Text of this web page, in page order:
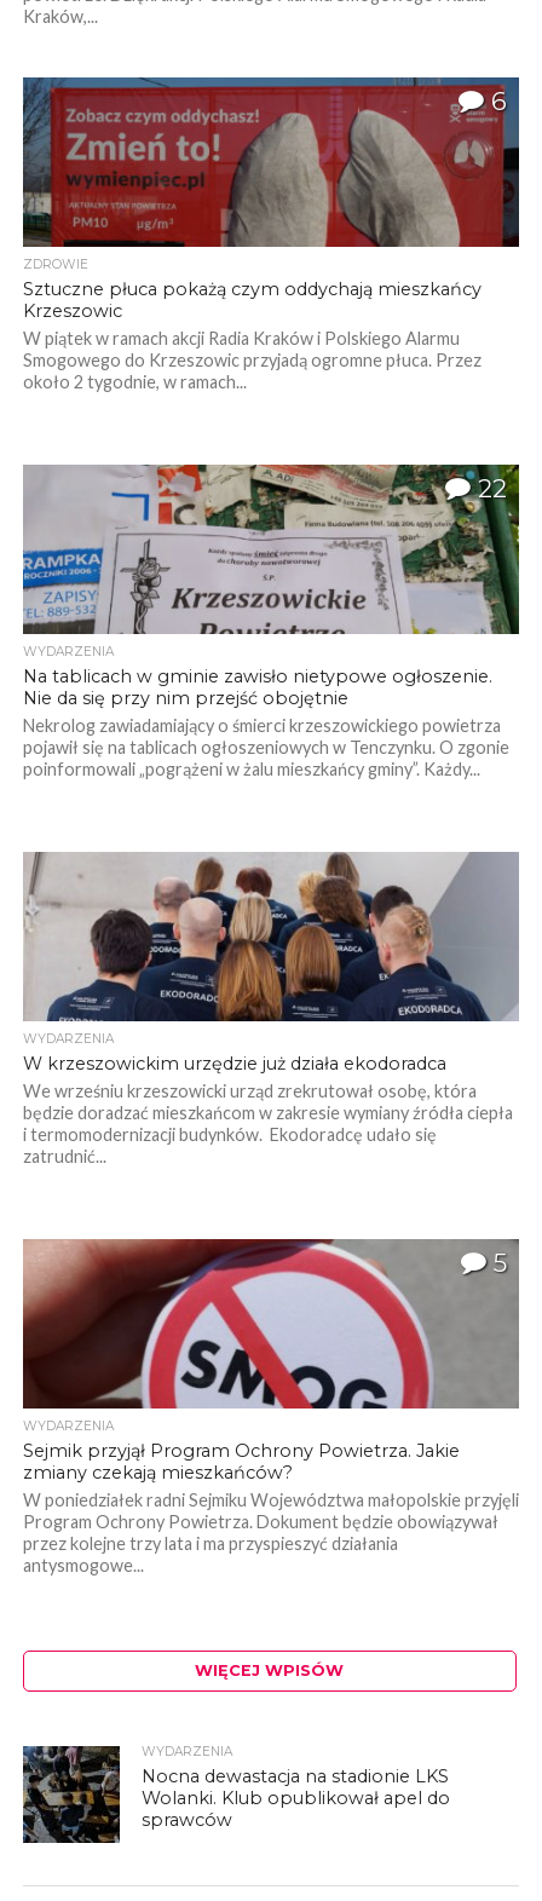
Kraków,...
6
ZDROWIE
Sztuczne płuca pokażą czym oddychają mieszkańcy
Krzeszowic
W piątek w ramach akcji Radia Kraków i Polskiego Alarmu
Smogowego do Krzeszowic przyjadą ogromne płuca. Przez
około 2 tygodnie, w ramach...
22
WYDARZENIA
Na tablicach w gminie zawisło nietypowe ogłoszenie.
Nie da się przy nim przejść obojętnie
Nekrolog zawiadamiający o śmierci krzeszowickiego powietrza
pojawił się na tablicach ogłoszeniowych w Tenczynku. O zgonie
poinformowali „pogrążeni w żalu mieszkańcy gminy”. Każdy...
WYDARZENIA
W krzeszowickim urzędzie już działa ekodoradca
We wrześniu krzeszowicki urząd zrekrutował osobę, która
będzie doradzać mieszkańcom w zakresie wymiany źródła ciepła
i termomodernizacji budynków. Ekodoradcę udało się
zatrudnić...
5
WYDARZENIA
Sejmik przyjął Program Ochrony Powietrza. Jakie
zmiany czekają mieszkańców?
W poniedziałek radni Sejmiku Województwa małopolskie przyjęli
Program Ochrony Powietrza. Dokument będzie obowiązywał
przez kolejne trzy lata i ma przyspieszyć działania
antysmogowe...
WIĘCEJ WPISÓW
WYDARZENIA
Nocna dewastacja na stadionie LKS
Wolanki. Klub opublikował apel do
sprawców